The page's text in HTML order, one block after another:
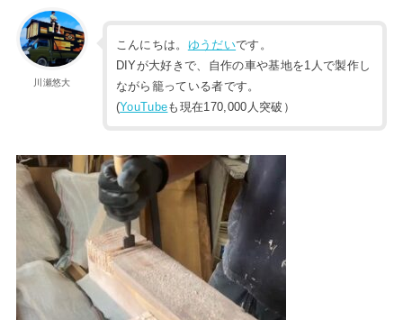
川瀬悠大
こんにちは。 ゆうだいです。
DIYが大好きで、自作の車や基地を1人で製作し
ながら籠っている者です。
(YouTubeも現在170,000人突破）